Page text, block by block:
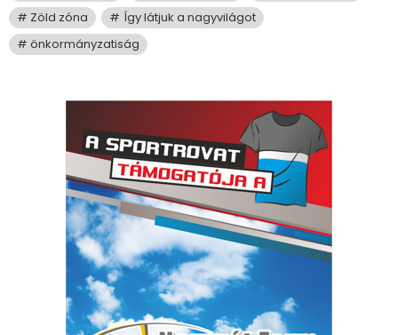
Zöld zóna
Így látjuk a nagyvilágot
önkormányzatiság